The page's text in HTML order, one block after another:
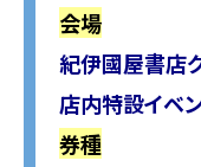
会場
紀伊國屋書店
店内特設イベ
券種